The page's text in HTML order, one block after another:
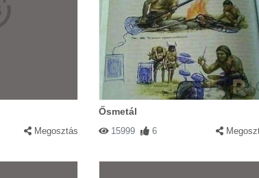
Megosztás
Ősmetál
15999 6